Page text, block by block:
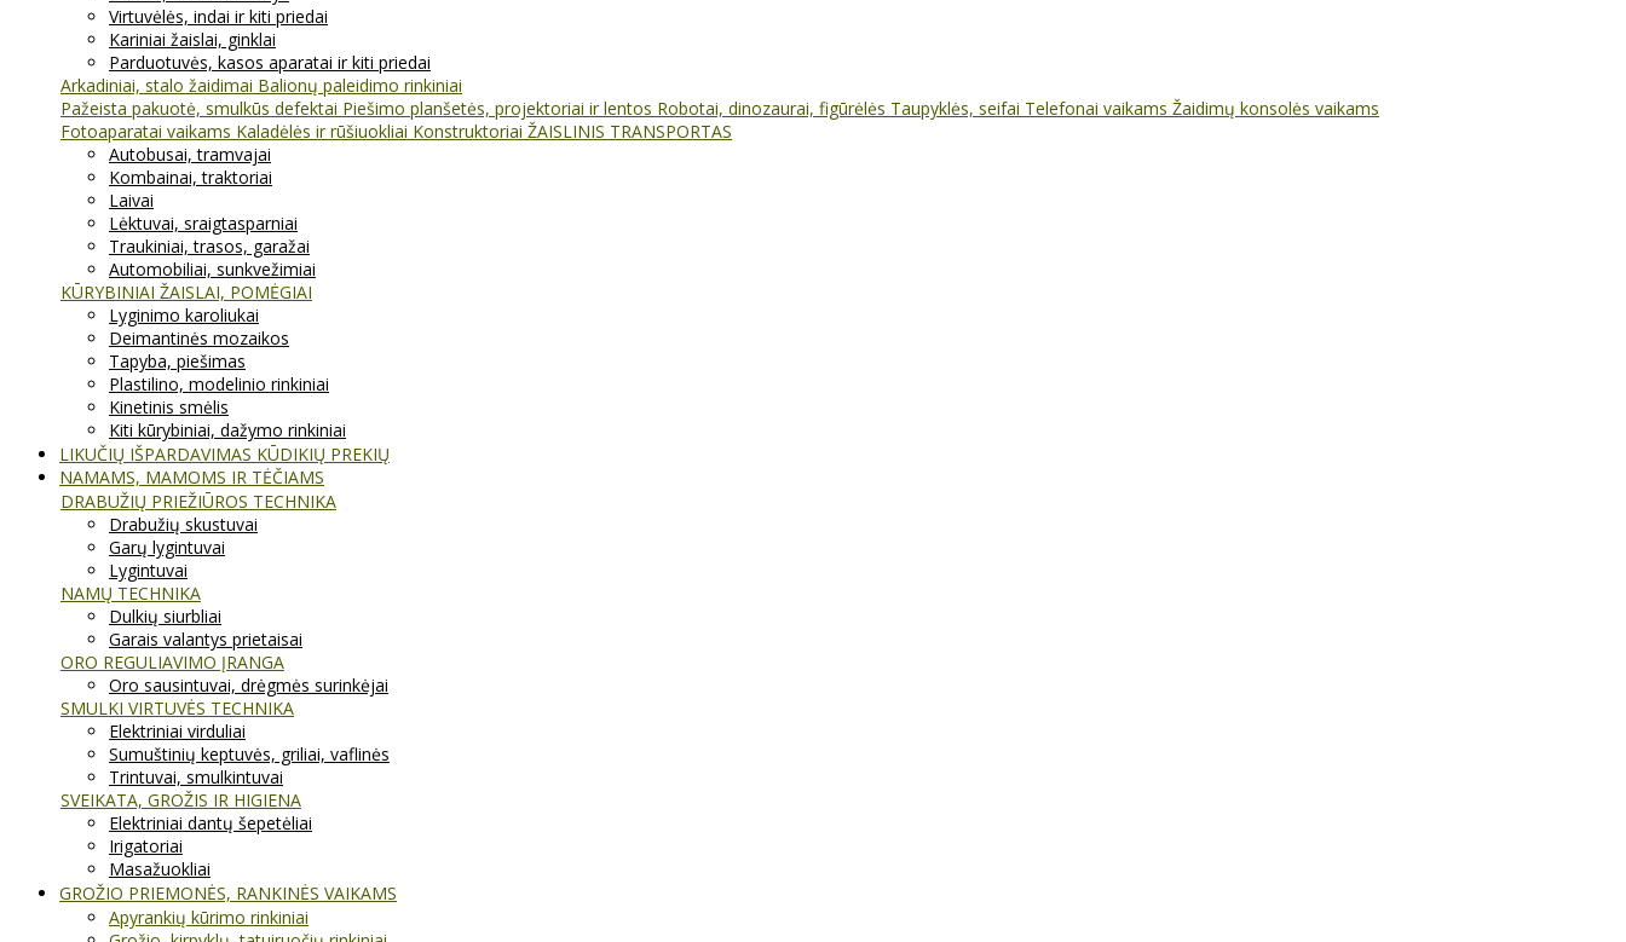
Virtuvėlės, indai ir kiti priedai
Kariniai žaislai, ginklai
Parduotuvės, kasos aparatai ir kiti priedai
Arkadiniai, stalo žaidimai Balionų paleidimo rinkiniai
Pažeista pakuotė, smulkūs defektai Piešimo planšetės, projektoriai ir lentos Robotai, dinozaurai, figūrėlės Taupyklės, seifai Telefonai vaikams Žaidimų konsolės vaikams
Fotoaparatai vaikams Kaladėlės ir rūšiuokliai Konstruktoriai ŽAISLINIS TRANSPORTAS
Autobusai, tramvajai
Kombainai, traktoriai
Laivai
Lėktuvai, sraigtasparniai
Traukiniai, trasos, garažai
Automobiliai, sunkvežimiai
KŪRYBINIAI ŽAISLAI, POMĖGIAI
Lyginimo karoliukai
Deimantinės mozaikos
Tapyba, piešimas
Plastilino, modelinio rinkiniai
Kinetinis smėlis
Kiti kūrybiniai, dažymo rinkiniai
LIKUČIŲ IŠPARDAVIMAS KŪDIKIŲ PREKIŲ
NAMAMS, MAMOMS IR TĖČIAMS
DRABUŽIŲ PRIEŽIŪROS TECHNIKA
Drabužių skustuvai
Garų lygintuvai
Lygintuvai
NAMŲ TECHNIKA
Dulkių siurbliai
Garais valantys prietaisai
ORO REGULIAVIMO ĮRANGA
Oro sausintuvai, drėgmės surinkėjai
SMULKI VIRTUVĖS TECHNIKA
Elektriniai virduliai
Sumuštinių keptuvės, griliai, vaflinės
Trintuvai, smulkintuvai
SVEIKATA, GROŽIS IR HIGIENA
Elektriniai dantų šepetėliai
Irigatoriai
Masažuokliai
GROŽIO PRIEMONĖS, RANKINĖS VAIKAMS
Apyrankių kūrimo rinkiniai